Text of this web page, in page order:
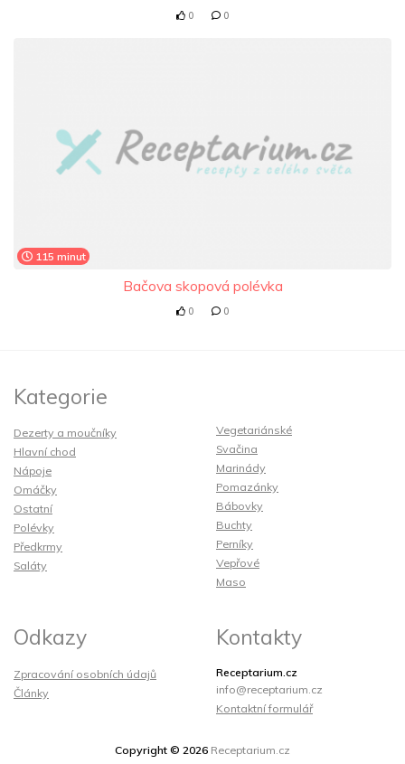
0 0
115 minut
Bačova skopová polévka
0 0
Kategorie
Dezerty a moučníky
Hlavní chod
Nápoje
Omáčky
Ostatní
Polévky
Předkrmy
Saláty
Vegetariánské
Svačina
Marinády
Pomazánky
Bábovky
Buchty
Perníky
Vepřové
Maso
Odkazy
Zpracování osobních údajů
Články
Kontakty
Receptarium.cz
info@receptarium.cz
Kontaktní formulář
Copyright © 2026 Receptarium.cz